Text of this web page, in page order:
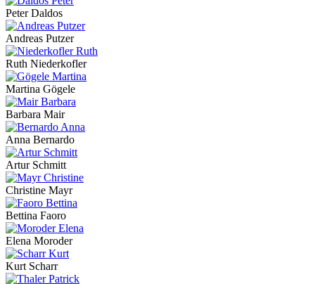
Peter Daldos
Andreas Putzer
Ruth Niederkofler
Martina Gögele
Barbara Mair
Anna Bernardo
Artur Schmitt
Christine Mayr
Bettina Faoro
Elena Moroder
Kurt Scharr